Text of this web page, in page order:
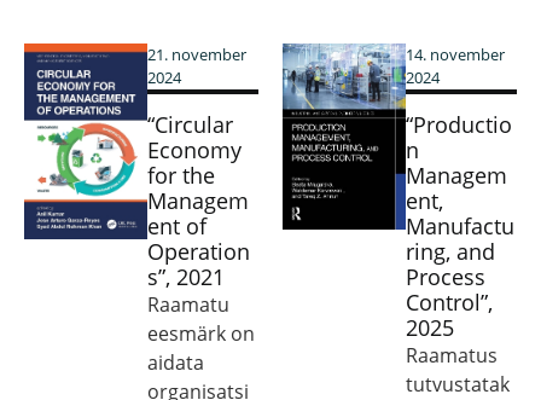
21. november
2024
“Circular
Economy
for the
Managem
ent of
Operation
s”, 2021
Raamatu
eesmärk on
aidata
organisatsi
14. november
2024
“Productio
n
Managem
ent,
Manufactu
ring, and
Process
Control”,
2025
Raamatus
tutvustatak